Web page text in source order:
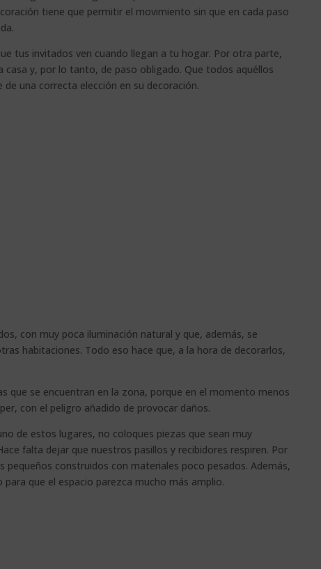
tiene que permitir el movimiento sin que en cada paso
tus invitados ven cuando llegan a tu hogar. Por otra parte,
casa y, por lo tanto, de paso obligado. Que todos aquéllos
una correcta elección en su decoración.
con muy poca iluminación natural y que, además, se
habitaciones. Todo eso hace que, a la hora de decorarlos,
que se encuentran en la zona, porque en el momento menos
con el peligro añadido de provocar daños.
de estos lugares, no coloques piezas que sean muy
falta dejar que nuestros pasillos y recibidores respiren. Por
construidos con materiales poco pesados. Además,
que el espacio parezca mucho más amplio.